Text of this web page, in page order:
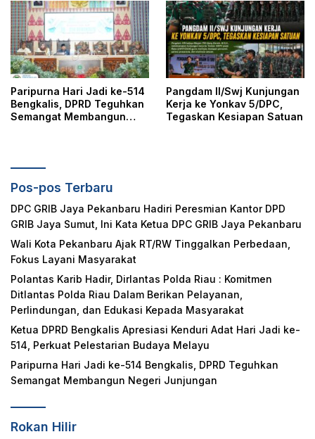
dan Edukasi Kepada
Masyarakat
Paripurna Hari Jadi ke-514
Bengkalis, DPRD Teguhkan
Semangat Membangun
Pangdam II/Swj Kunjungan
Kerja ke Yonkav 5/DPC,
Tegaskan Kesiapan Satuan
Pos-pos Terbaru
DPC GRIB Jaya Pekanbaru Hadiri Peresmian Kantor DPD
GRIB Jaya Sumut, Ini Kata Ketua DPC GRIB Jaya Pekanbaru
Wali Kota Pekanbaru Ajak RT/RW Tinggalkan Perbedaan,
Fokus Layani Masyarakat
Polantas Karib Hadir, Dirlantas Polda Riau : Komitmen
Ditlantas Polda Riau Dalam Berikan Pelayanan,
Perlindungan, dan Edukasi Kepada Masyarakat
Ketua DPRD Bengkalis Apresiasi Kenduri Adat Hari Jadi ke-
514, Perkuat Pelestarian Budaya Melayu
Paripurna Hari Jadi ke-514 Bengkalis, DPRD Teguhkan
Semangat Membangun Negeri Junjungan
Rokan Hilir